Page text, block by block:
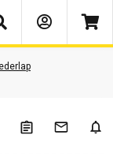
Keresés
Kapcsolódó cikkek